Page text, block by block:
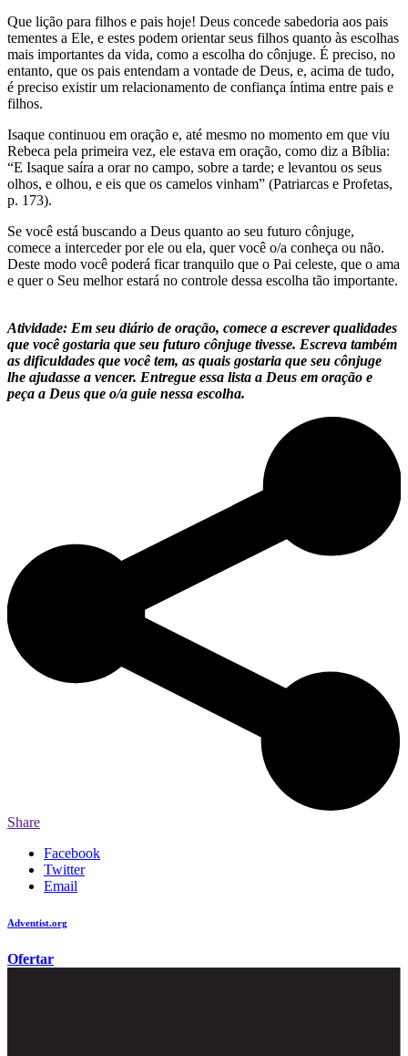
Que lição para filhos e pais hoje! Deus concede sabedoria aos pais
tementes a Ele, e estes podem orientar seus filhos quanto às escolhas
mais importantes da vida, como a escolha do cônjuge. É preciso, no
entanto, que os pais entendam a vontade de Deus, e, acima de tudo,
é preciso existir um relacionamento de confiança íntima entre pais e
filhos.
Isaque continuou em oração e, até mesmo no momento em que viu
Rebeca pela primeira vez, ele estava em oração, como diz a Bíblia:
“E Isaque saíra a orar no campo, sobre a tarde; e levantou os seus
olhos, e olhou, e eis que os camelos vinham” (Patriarcas e Profetas,
p. 173).
Se você está buscando a Deus quanto ao seu futuro cônjuge,
comece a interceder por ele ou ela, quer você o/a conheça ou não.
Deste modo você poderá ficar tranquilo que o Pai celeste, que o ama
e quer o Seu melhor estará no controle dessa escolha tão importante.
Atividade: Em seu diário de oração, comece a escrever qualidades
que você gostaria que seu futuro cônjuge tivesse. Escreva também
as dificuldades que você tem, as quais gostaria que seu cônjuge
lhe ajudasse a vencer. Entregue essa lista a Deus em oração e
peça a Deus que o/a guie nessa escolha.
Share
Facebook
Twitter
Email
Adventist.org
Ofertar